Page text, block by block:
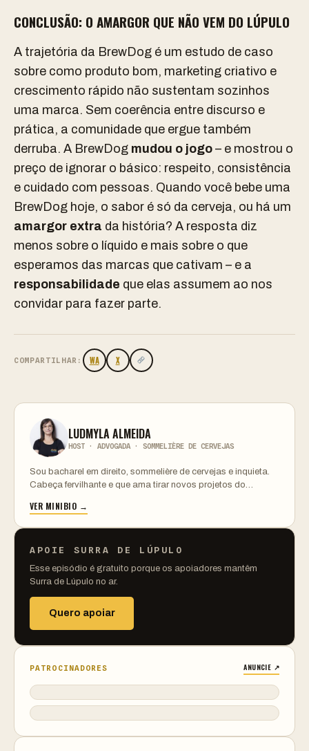
CONCLUSÃO: O AMARGOR QUE NÃO VEM DO LÚPULO
A trajetória da BrewDog é um estudo de caso
sobre como produto bom, marketing criativo e
crescimento rápido não sustentam sozinhos
uma marca. Sem coerência entre discurso e
prática, a comunidade que ergue também
derruba. A BrewDog mudou o jogo – e mostrou o
preço de ignorar o básico: respeito, consistência
e cuidado com pessoas. Quando você bebe uma
BrewDog hoje, o sabor é só da cerveja, ou há um
amargor extra da história? A resposta diz
menos sobre o líquido e mais sobre o que
esperamos das marcas que cativam – e a
responsabilidade que elas assumem ao nos
convidar para fazer parte.
COMPARTILHAR: WA X
LUDMYLA ALMEIDA
HOST · ADVOGADA · SOMMELIÈRE DE CERVEJAS
Sou bacharel em direito, sommelière de cervejas e inquieta.
Cabeça fervilhante e que ama tirar novos projetos do…
VER MINIBIO →
APOIE SURRA DE LÚPULO
Esse episódio é gratuito porque os apoiadores mantêm
Surra de Lúpulo no ar.
Quero apoiar
PATROCINADORES ANUNCIE ↗